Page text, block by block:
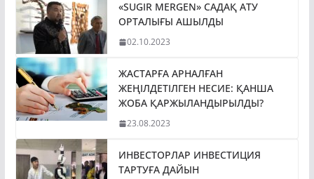
«SUGIR MERGEN» САДАҚ АТУ
ОРТАЛЫҒЫ АШЫЛДЫ
02.10.2023
ЖАСТАРҒА АРНАЛҒАН
ЖЕҢІЛДЕТІЛГЕН НЕСИЕ: ҚАНША
ЖОБА ҚАРЖЫЛАНДЫРЫЛДЫ?
23.08.2023
ИНВЕСТОРЛАР ИНВЕСТИЦИЯ
ТАРТУҒА ДАЙЫН